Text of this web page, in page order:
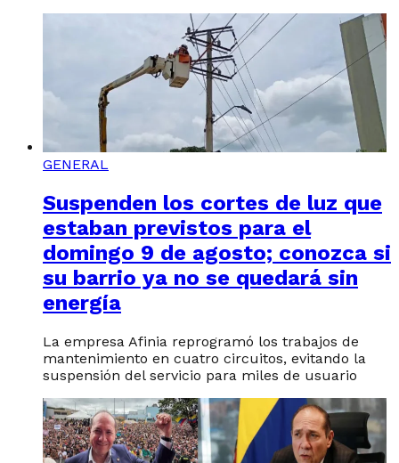
GENERAL
Suspenden los cortes de luz que
estaban previstos para el
domingo 9 de agosto; conozca si
su barrio ya no se quedará sin
energía
La empresa Afinia reprogramó los trabajos de
mantenimiento en cuatro circuitos, evitando la
suspensión del servicio para miles de usuario